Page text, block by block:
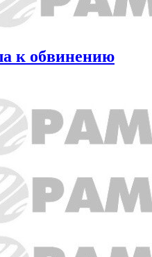
к обвинению